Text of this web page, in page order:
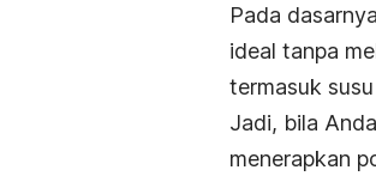
Pada
ideal tanpa
termasuk
Jadi, bila
menerapkan